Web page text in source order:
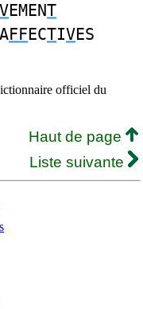
VEMENT
FFECTIVES
officiel du
Haut de page
Liste suivante